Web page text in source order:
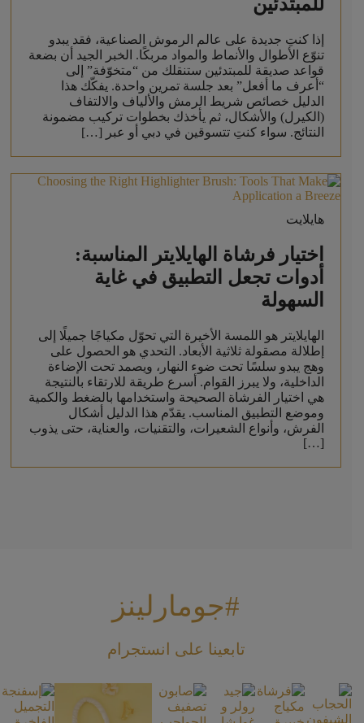
إذا كنتِ جديدة على عالم الرموش الصناعية، فقد يبدو
تنوّع الأطوال والأنماط والمواد مربكًا. الخبر الجيد أن بضعة
قواعد صديقة للمبتدئين ستنقلك من “متخوّفة” إلى
“أعرف ما أفعل” بعد جلسة تمرين واحدة. يفكّك هذا
الدليل خصائص شريط الرمش والألياف والالتفاف
(الكيرل) والأشكال، ثم يأخذك بخطوات تركيب مضمونة
النتائج. سواء كنتِ تتسوقين في دبي أو عبر […]
هايلايت
اختيار فرشاة الهايلايتر المناسبة:
أدوات تجعل التطبيق في غاية
السهولة
الهايلايتر هو اللمسة الأخيرة التي تحوّل مكياجًا جميلًا إلى
إطلالة مصقولة ثلاثية الأبعاد. التحدي هو الحصول على
وهج يبدو سلسًا تحت ضوء النهار، ويصمد تحت الإضاءة
الداخلية، ولا يبرز القوام. أسرع طريقة للارتقاء بالنتيجة
هي اختيار الفرشاة الصحيحة واستخدامها بالضغط والكمية
وموضع التطبيق المناسب. يقدّم هذا الدليل أشكال
الفرش، وأنواع الشعيرات، والتقنيات، والعناية، حتى يذوب
[…]
#جومارلينز
تابعينا على انستجرام